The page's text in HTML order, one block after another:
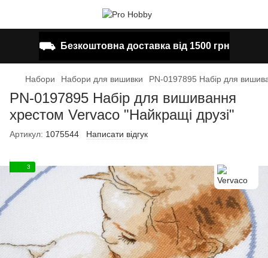
⛟ Безкоштовна доставка від 1500 грн
Набори Набори для вишивки PN-0197895 Набір для
PN-0197895 Набір для вишивання
хрестом Vervaco "Найкращі друзі"
Артикул: 1075544 Написати відгук
3